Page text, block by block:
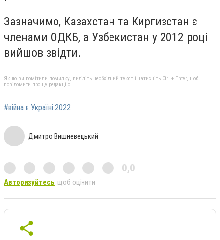
Зазначимо, Казахстан та Киргизстан є
членами ОДКБ, а Узбекистан у 2012 році
вийшов звідти.
Якщо ви помітили помилку, виділіть необхідний текст і натисніть Ctrl + Enter, щоб
повідомити про це редакцію
#війна в Україні 2022
Дмитро Вишневецький
0,0
Авторизуйтесь, щоб оцінити